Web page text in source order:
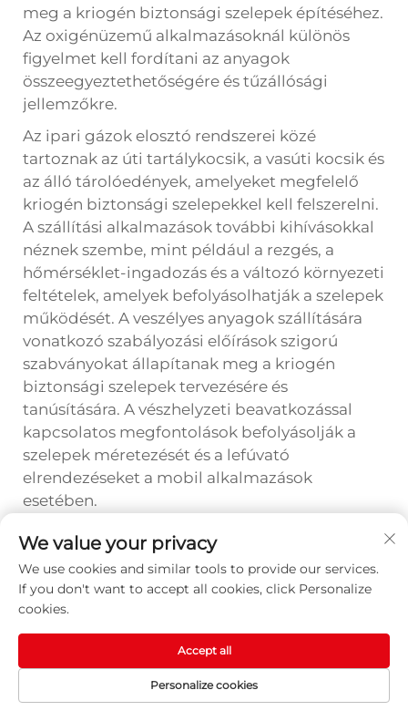
meg a kriogén biztonsági szelepek építéséhez.
Az oxigénüzemű alkalmazásoknál különös
figyelmet kell fordítani az anyagok
összeegyeztethetőségére és tűzállósági
jellemzőkre.
Az ipari gázok elosztó rendszerei közé
tartoznak az úti tartálykocsik, a vasúti kocsik és
az álló tárolóedények, amelyeket megfelelő
kriogén biztonsági szelepekkel kell felszerelni.
A szállítási alkalmazások további kihívásokkal
néznek szembe, mint például a rezgés, a
hőmérséklet-ingadozás és a változó környezeti
feltételek, amelyek befolyásolhatják a szelepek
működését. A veszélyes anyagok szállítására
vonatkozó szabályozási előírások szigorú
szabványokat állapítanak meg a kriogén
biztonsági szelepek tervezésére és
tanúsítására. A vészhelyzeti beavatkozással
kapcsolatos megfontolások befolyásolják a
szelepek méretezését és a lefúvató
elrendezéseket a mobil alkalmazások
esetében.
GYIK
Mi teszi különlegessé a kriogén
biztonsági szelepet egy szokásos
nyomáscsökkentő szeleptől?
A kriogén biztonsági szelep speciális tervezési
jellemzőket tartalmaz, amelyek lehetővé teszik
a szélsőségesen alacsony hőmérsékletek és a
We value your privacy
We use cookies and similar tools to provide our services.
If you don't want to accept all cookies, click Personalize
cookies.
Personalize cookies
Accept all